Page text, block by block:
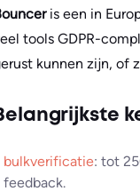
is een in
tools GDPR-
kunnen zijn, of
bulkverificatie: tot
feedback.